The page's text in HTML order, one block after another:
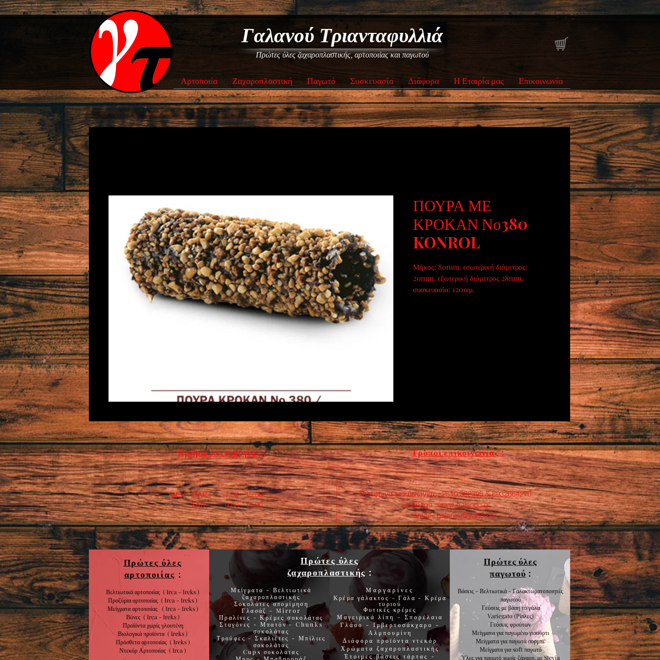
Γαλανού Τριανταφυλλιά
Πρώτες ύλες ζαχαροπλαστικής, αρτοποιίας και παγωτού
Αρτοποιία Ζαχαροπλαστική Παγωτό Συσκευασία Διάφορα Η Εταιρία μας Επικοινωνία
ΠΟΥΡΑ ΜΕ
ΚΡΟΚΑΝ Νο380
KONROL
Μήκος: 80mm, εσωτερική διάμετρος:
20mm, εξωτερική διάμετρος 28mm,
συσκευασία: 120τεμ.
Ωράριο λειτουργίας :
ΔΕΥ - ΠΑΡ : 7:30 - 15:00
​ ΣΑΒ : 9:00 - 14:00
Τρόποι επικοινωνίας :
Τηλέφωνα επικοινωνίας : 2510 392395 & 6932664270
webpage :www.galanou.gr
email :galanou@yahoo.gr
Πρώτες ύλες
αρτοποιίας :
Βελτιωτικά αρτοποιίας ( Irca - Ireks )
Προζύμια αρτοποιίας ( Irca - Ireks )
Μείγματα αρτοποιίας ( Irca - Ireks )
Βύνες ( Irca - Ireks )
Προϊόντα χωρίςγλουτένη
Βιολογικάπροϊόντα ( Ireks )
Πρόσθετα αρτοποιίας (Ireks )
Ντεκόρ Αρτοποιίας ( Irca )
Μείγματα - Βελτιωτικά
ζαχαροπλαστικής
Σοκολάτεςαπομίμηση
Γλασάζ - Mirror
Πραλίνες - Κρέμες σοκολάτας
Σταγόνες - Μπατόν-Chunks
σοκολάτας
Τρούφες-Σκαλιέτες -Μπίλιες
σοκολάτας
Cups σοκολάτας
Μαργαρίνες
Κρέμα γάλακτος - Γάλα - Κρέμα
τυριού
Φυτικές κρέμες
Μαγειρικά λίπη - Σπορέλαια
Γλάσο -Ιμβερτοσάκχαρο -
Αλμπουμίνη
Διάφορα προϊόντα ντεκόρ
Χρώματα ζαχαροπλαστικής
Έτοιμες βάσεις τάρτας
-
Πρώτες ύλες
παγωτού :
Βάσεις - Βελτιωτικά - Γαλακτωματοποιητές
παγωτού
Γεύσεις με βάση το γάλα
Variegato (Ρίπλες)
Γεύσειςφρούτων
Μείγματα γιαπαγωμένο γιαούρτι
Μείγματα γιαπαγωτά σορμπέ
Μείγματα γιαsoft παγωτό
Ύλες για παγωτό χωρίς ζάχαρη, με Stevia
Πρώτες ύλες
ζαχαροπλαστικής :